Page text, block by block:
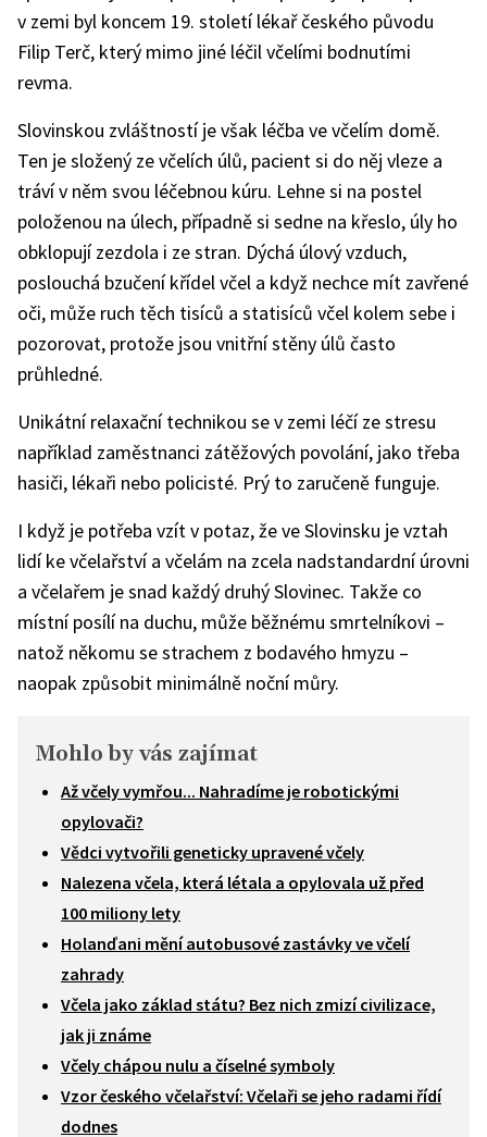
v zemi byl koncem 19. století lékař českého původu
Filip Terč, který mimo jiné léčil včelími bodnutími
revma.
Slovinskou zvláštností je však léčba ve včelím domě.
Ten je složený ze včelích úlů, pacient si do něj vleze a
tráví v něm svou léčebnou kúru. Lehne si na postel
položenou na úlech, případně si sedne na křeslo, úly ho
obklopují zezdola i ze stran. Dýchá úlový vzduch,
poslouchá bzučení křídel včel a když nechce mít zavřené
oči, může ruch těch tisíců a statisíců včel kolem sebe i
pozorovat, protože jsou vnitřní stěny úlů často
průhledné.
Unikátní relaxační technikou se v zemi léčí ze stresu
například zaměstnanci zátěžových povolání, jako třeba
hasiči, lékaři nebo policisté. Prý to zaručeně funguje.
I když je potřeba vzít v potaz, že ve Slovinsku je vztah
lidí ke včelařství a včelám na zcela nadstandardní úrovni
a včelařem je snad každý druhý Slovinec. Takže co
místní posílí na duchu, může běžnému smrtelníkovi –
natož někomu se strachem z bodavého hmyzu –
naopak způsobit minimálně noční můry.
Mohlo by vás zajímat
Až včely vymřou... Nahradíme je robotickými
opylovači?
Vědci vytvořili geneticky upravené včely
Nalezena včela, která létala a opylovala už před
100 miliony lety
Holanďani mění autobusové zastávky ve včelí
zahrady
Včela jako základ státu? Bez nich zmizí civilizace,
jak ji známe
Včely chápou nulu a číselné symboly
Vzor českého včelařství: Včelaři se jeho radami řídí
dodnes